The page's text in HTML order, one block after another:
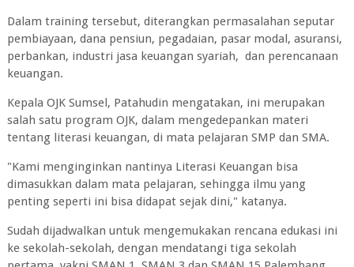
Dalam training tersebut, diterangkan permasalahan seputar
pembiayaan, dana pensiun, pegadaian, pasar modal, asuransi,
perbankan, industri jasa keuangan syariah, dan perencanaan
keuangan.
Kepala OJK Sumsel, Patahudin mengatakan, ini merupakan
salah satu program OJK, dalam mengedepankan materi
tentang literasi keuangan, di mata pelajaran SMP dan SMA.
"Kami menginginkan nantinya Literasi Keuangan bisa
dimasukkan dalam mata pelajaran, sehingga ilmu yang
penting seperti ini bisa didapat sejak dini," katanya.
Sudah dijadwalkan untuk mengemukakan rencana edukasi ini
ke sekolah-sekolah, dengan mendatangi tiga sekolah